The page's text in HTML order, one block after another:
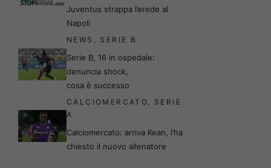
Juventus strappa l’erede al
Napoli
NEWS SERIE B
Serie B, 16 in ospedale:
denuncia shock,
cosa è successo
CALCIOMERCATO
SERIE
A
Calciomercato: arriva Kean, l’ha
chiesto il nuovo allenatore